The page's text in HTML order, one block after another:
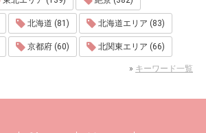
北海道 (81) 北海道エリア (83)
京都府 (60) 北関東エリア (66)
» キーワード一覧